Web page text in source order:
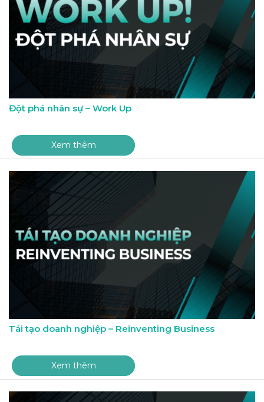
Đột phá nhân sự – Work Up
Xem thêm
Tái tạo doanh nghiệp – Reinventing Business
Xem thêm